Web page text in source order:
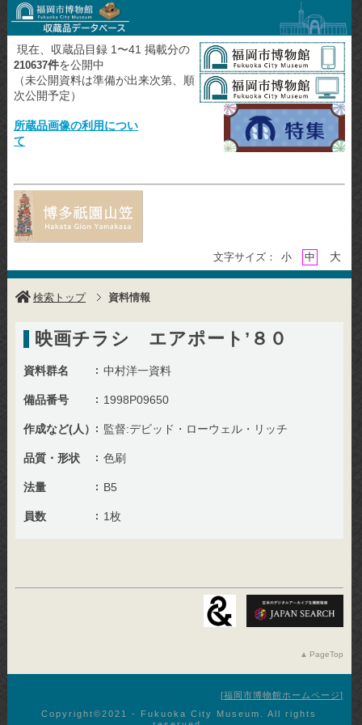
現在、収蔵品目録 1〜41 掲載分の
210637件を公開中
（未公開資料は準備が出来次第、順
次公開予定）
所蔵品画像の利用につい
て
文字サイズ： 小 中 大
検索トップ 資料情報
映画チラシ エアポート’８０
資料群名 中村洋一資料
備品番号 1998P09650
作成など(人） 監督:デビッド・ローウェル・リッチ
品質・形状 色刷
法量 B5
員数 1枚
PageTop
福岡市博物館ホームページ
Copyright©︎2021 - Fukuoka City Museum. All rights